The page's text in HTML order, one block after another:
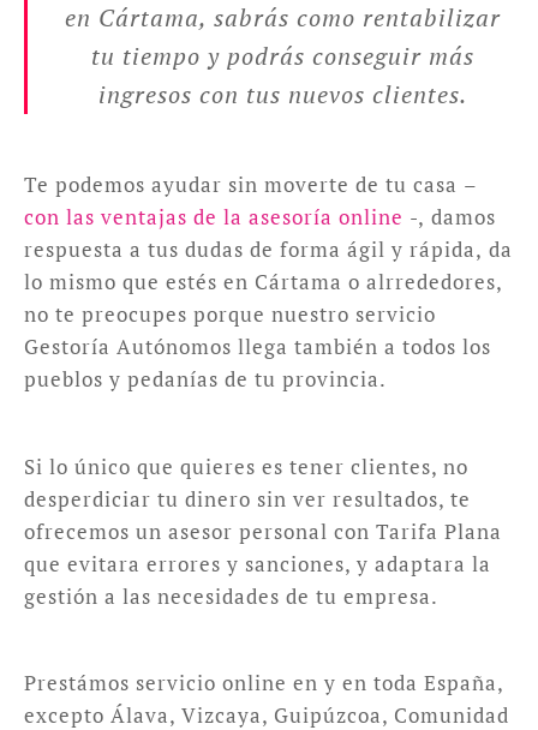
en Cártama, sabrás como rentabilizar
tu tiempo y podrás conseguir más
ingresos con tus nuevos clientes.
Te podemos ayudar sin moverte de tu casa –
con las ventajas de la asesoría online -, damos
respuesta a tus dudas de forma ágil y rápida, da
lo mismo que estés en Cártama o alrrededores,
no te preocupes porque nuestro servicio
Gestoría Autónomos llega también a todos los
pueblos y pedanías de tu provincia.
Si lo único que quieres es tener clientes, no
desperdiciar tu dinero sin ver resultados, te
ofrecemos un asesor personal con Tarifa Plana
que evitara errores y sanciones, y adaptara la
gestión a las necesidades de tu empresa.
Prestámos servicio online en y en toda España,
excepto Álava, Vizcaya, Guipúzcoa, Comunidad